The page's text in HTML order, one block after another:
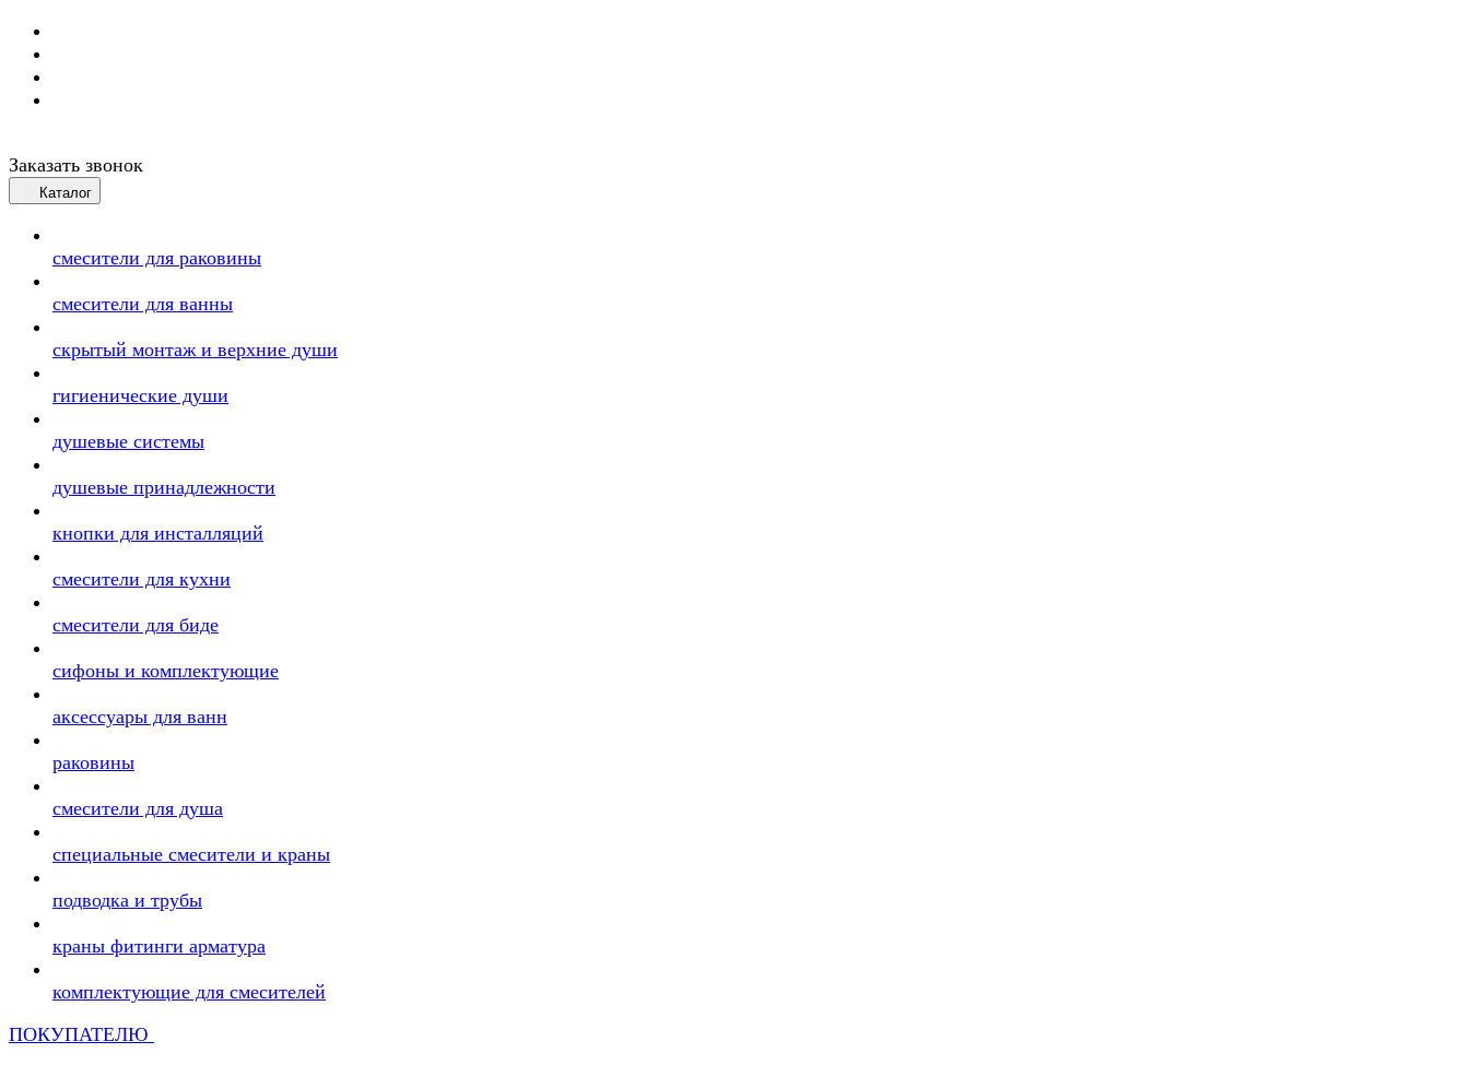
Заказать звонок
Каталог
смесители для раковины
смесители для ванны
скрытый монтаж и верхние души
гигиенические души
душевые системы
душевые принадлежности
кнопки для инсталляций
смесители для кухни
смесители для биде
сифоны и комплектующие
аксессуары для ванн
раковины
смесители для душа
специальные смесители и краны
подводка и трубы
краны фитинги арматура
комплектующие для смесителей
ПОКУПАТЕЛЮ